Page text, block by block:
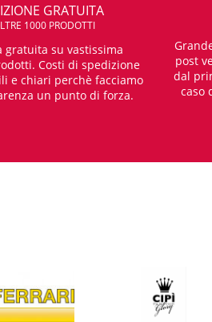
GRATUITA
1000 PRODOTTI
gratuita su vastissima
Costi di spedizione
e chiari perchè facciamo
un punto di forza.
post
dal
caso